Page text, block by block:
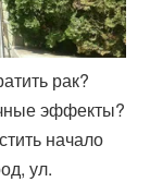
рак?
эффекты?
начало
ул.